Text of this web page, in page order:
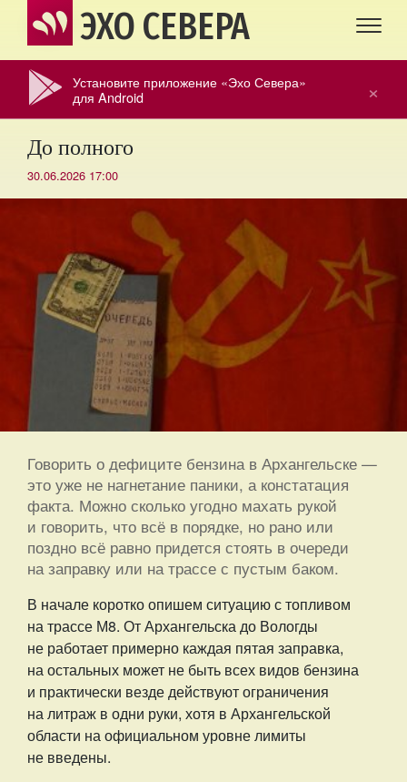
ЭХО СЕВЕРА
×
Установите приложение «Эхо Севера»
для Android
До полного
30.06.2026 17:00
Говорить о дефиците бензина в Архангельске —
это уже не нагнетание паники, а констатация
факта. Можно сколько угодно махать рукой
и говорить, что всё в порядке, но рано или
поздно всё равно придется стоять в очереди
на заправку или на трассе с пустым баком.
В начале коротко опишем ситуацию с топливом
на трассе М8. От Архангельска до Вологды
не работает примерно каждая пятая заправка,
на остальных может не быть всех видов бензина
и практически везде действуют ограничения
на литраж в одни руки, хотя в Архангельской
области на официальном уровне лимиты
не введены.